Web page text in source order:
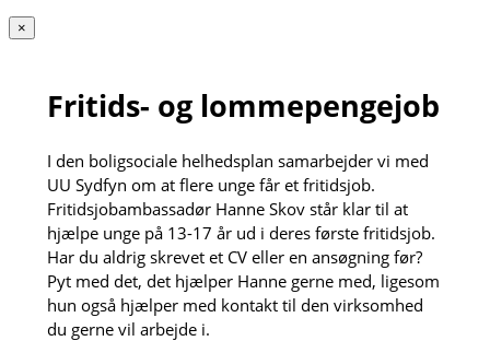
×
Fritids- og lommepengejob
I den boligsociale helhedsplan samarbejder vi med
UU Sydfyn om at flere unge får et fritidsjob.
Fritidsjobambassadør Hanne Skov står klar til at
hjælpe unge på 13-17 år ud i deres første fritidsjob.
Har du aldrig skrevet et CV eller en ansøgning før?
Pyt med det, det hjælper Hanne gerne med, ligesom
hun også hjælper med kontakt til den virksomhed
du gerne vil arbejde i.